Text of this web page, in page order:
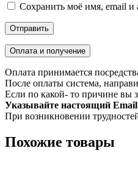
Сохранить моё имя, email и
Оплата и получение
Оплата принимается
После оплаты система,
Если по какой- то причине вы
Указывайте настоящий
При возникновении
Похожие товары